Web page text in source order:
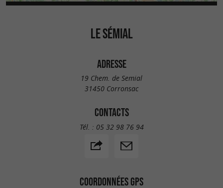
LE SÉMIAL
ADRESSE
19 Chem. de Semial
31450 Corronsac
CONTACTS
Tél. : 05 32 98 76 94
COORDONNÉES GPS